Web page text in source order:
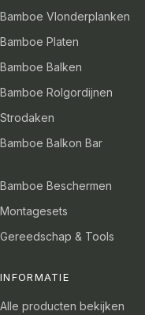
Bamboe Vlonderplanken
Bamboe Platen
Bamboe Balken
Bamboe Rolgordijnen
Strodaken
Bamboe Balkon Bar
Bamboe Beschermen
Montagesets
Gereedschap & Tools
INFORMATIE
Alle producten bekijken